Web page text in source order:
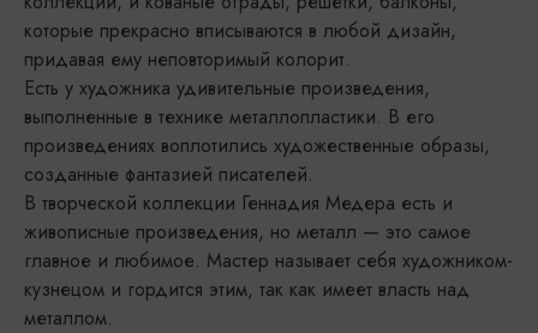
которые прекрасно вписываются в любой дизайн,
придавая ему неповторимый колорит.
Есть у художника удивительные произведения,
выполненные в технике металлопластики. В его
произведениях воплотились художественные образы,
созданные фантазией писателей.
В творческой коллекции Геннадия Медера есть и
живописные произведения, но металл — это самое
главное и любимое. Мастер называет себя художником-
кузнецом и гордится этим, так как имеет власть над
металлом.